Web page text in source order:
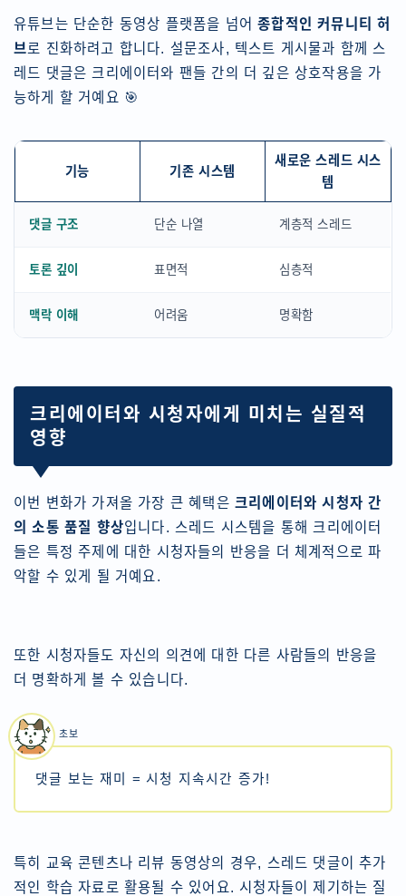
유튜브는 단순한 동영상 플랫폼을 넘어종합적인 커뮤니티 허
브로 진화하려고 합니다. 설문조사, 텍스트 게시물과 함께 스
레드 댓글은 크리에이터와 팬들 간의 더 깊은 상호작용을 가
능하게 할 거예요 🎯
기능 기존 시스템
새로운 스레드 시스
템
댓글 구조 단순 나열 계층적 스레드
토론 깊이 표면적 심층적
맥락 이해 어려움 명확함
크리에이터와 시청자에게 미치는 실질적
영향
이번 변화가 가져올 가장 큰 혜택은 크리에이터와 시청자 간
의 소통 품질 향상입니다. 스레드 시스템을 통해 크리에이터
들은 특정 주제에 대한 시청자들의 반응을 더 체계적으로 파
악할 수 있게 될 거예요.
또한 시청자들도 자신의 의견에 대한 다른 사람들의 반응을
더 명확하게 볼 수 있습니다.
댓글 보는 재미 = 시청 지속시간 증가!
초보
특히 교육 콘텐츠나 리뷰 동영상의 경우, 스레드 댓글이 추가
적인 학습 자료로 활용될 수 있어요. 시청자들이 제기하는 질